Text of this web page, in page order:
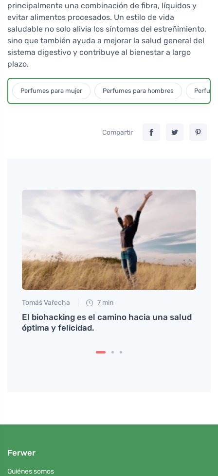
principalmente una combinación de fibra, líquidos y
evitar alimentos procesados. Un estilo de vida
saludable no solo alivia los síntomas del estreñimiento,
sino que también ayuda a mejorar la salud general del
sistema digestivo y contribuye al bienestar a largo
plazo.
Perfumes para mujer Perfumes para hombres
Compartir
Tomáš Vařecha 7 min
El biohacking es el camino hacia una salud
óptima y felicidad.
Ferwer
Quiénes somos